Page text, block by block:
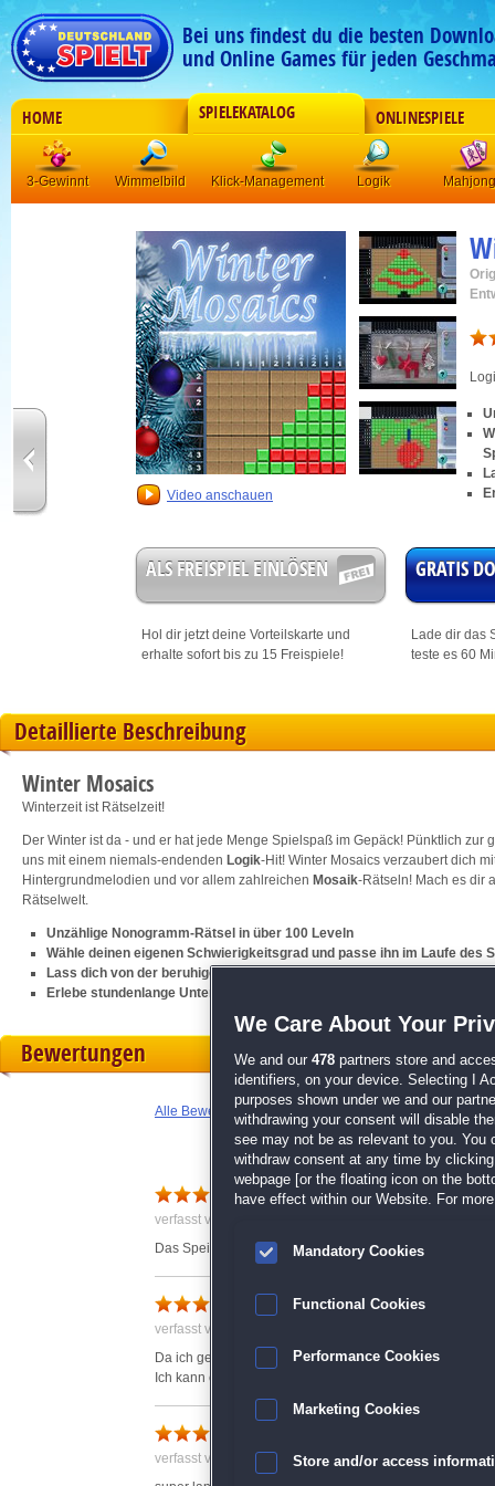
Bei uns findest du die besten
und Online Games für jeden
HOME SPIELEKATALOG ONLINESPIELE
3-Gewinnt Wimmelbild Klick-Management Logik Mahjong
Video anschauen
ALS FREISPIEL EINLÖSEN
Hol dir jetzt deine Vorteilskarte und
erhalte sofort bis zu 15 Freispiele!
GRATIS
Lade dir das
teste es 60
Detaillierte Beschreibung
Winter Mosaics
Winterzeit ist Rätselzeit!
Der Winter ist da - und er hat jede Menge Spielspaß im Gepäck! Pünktlich zur
uns mit einem niemals-endenden Logik-Hit! Winter Mosaics verzaubert dich
Hintergrundmelodien und vor allem zahlreichen Mosaik-Rätseln! Mach es dir
Rätselwelt.
Unzählige Nonogramm-Rätsel in über 100 Leveln
Wähle deinen eigenen Schwierigkeitsgrad und passe ihn im Laufe des
Lass dich von der beruhigenden Musik davontragen
Erlebe stundenlange Unterhaltung für kalte Tage
Bewertungen
Alle Bewertungen anzeigen
Sehr schönes Spiel
verfasst von Anonym am 23.12.2017 um 12:52
Das Speil hat ein gefällige Grafik und lässt sich
Gefällt mir gut.
verfasst von Ingeborg am 23.12.2017 um 16:17
Da ich gerne Mosaics mit Farben spiele, ist das ein Muß
Ich kann es weiter empfehlen, ein netter Zeitvertreib
verfasst von Anonym am 06.01.2018 um 16:14
We Care About Your
We and our 478 partners store and
identifiers, on your device. Selecting I
purposes shown under we and our
withdrawing your consent will disable
see may not be as relevant to you. You
withdraw consent at any time by
webpage [or the floating icon on the
have effect within our Website. For
Mandatory Cookies
Functional Cookies
Performance Cookies
Marketing Cookies
Store and/or access